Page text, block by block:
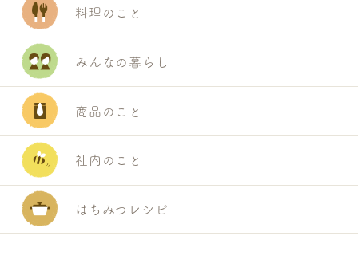
料理のこと
みんなの暮らし
商品のこと
社内のこと
はちみつレシピ